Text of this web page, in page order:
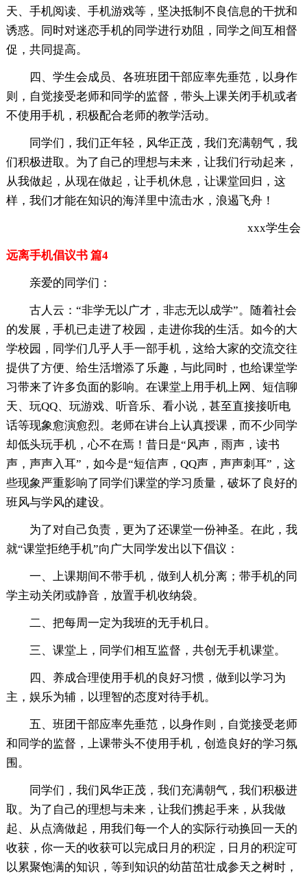
天、手机阅读、手机游戏等，坚决抵制不良信息的干扰和
诱惑。同时对迷恋手机的同学进行劝阻，同学之间互相督
促，共同提高。
四、学生会成员、各班班团干部应率先垂范，以身作
则，自觉接受老师和同学的监督，带头上课关闭手机或者
不使用手机，积极配合老师的教学活动。
同学们，我们正年轻，风华正茂，我们充满朝气，我
们积极进取。为了自己的理想与未来，让我们行动起来，
从我做起，从现在做起，让手机休息，让课堂回归，这
样，我们才能在知识的海洋里中流击水，浪遏飞舟！
xxx学生会
远离手机倡议书 篇4
亲爱的同学们：
古人云：“非学无以广才，非志无以成学”。随着社会
的发展，手机已走进了校园，走进你我的生活。如今的大
学校园，同学们几乎人手一部手机，这给大家的交流交往
提供了方便、给生活增添了乐趣，与此同时，也给课堂学
习带来了许多负面的影响。在课堂上用手机上网、短信聊
天、玩QQ、玩游戏、听音乐、看小说，甚至直接接听电
话等现象愈演愈烈。老师在讲台上认真授课，而不少同学
却低头玩手机，心不在焉！昔日是“风声，雨声，读书
声，声声入耳”，如今是“短信声，QQ声，声声刺耳”，这
些现象严重影响了同学们课堂的学习质量，破坏了良好的
班风与学风的建设。
为了对自己负责，更为了还课堂一份神圣。在此，我
就“课堂拒绝手机”向广大同学发出以下倡议：
一、上课期间不带手机，做到人机分离；带手机的同
学主动关闭或静音，放置手机收纳袋。
二、把每周一定为我班的无手机日。
三、课堂上，同学们相互监督，共创无手机课堂。
四、养成合理使用手机的良好习惯，做到以学习为
主，娱乐为辅，以理智的态度对待手机。
五、班团干部应率先垂范，以身作则，自觉接受老师
和同学的监督，上课带头不使用手机，创造良好的学习氛
围。
同学们，我们风华正茂，我们充满朝气，我们积极进
取。为了自己的理想与未来，让我们携起手来，从我做
起、从点滴做起，用我们每一个人的实际行动换回一天的
收获，你一天的收获可以完成日月的积淀，日月的积淀可
以累聚饱满的知识，等到知识的幼苗茁壮成参天之树时，